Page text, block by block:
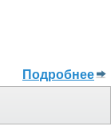
Подробнее